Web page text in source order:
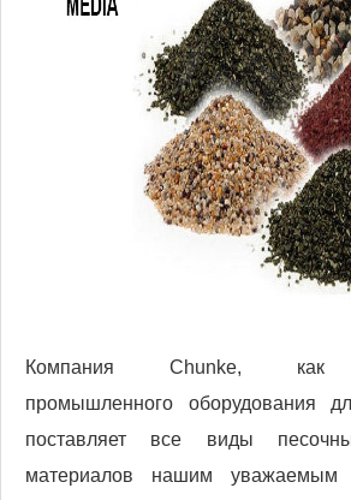
Компания Chunke, как
промышленного оборудования
поставляет все виды
материалов нашим уважаемым